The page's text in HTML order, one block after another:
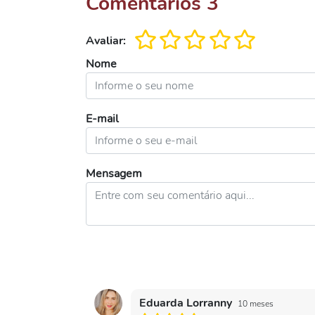
Avaliar:
Nome
E-mail
Mensagem
Eduarda Lorranny 10 meses